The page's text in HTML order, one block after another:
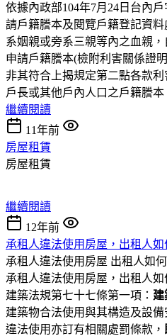
依據內政部104年7月24日台內
請戶籍謄本及閱覽戶籍登記資
系姻親或旁系三親等內之血親
申請戶籍謄本(檢附利害關係證
非其符合上揭規定第二點各款
戶長或其他戶內人口之戶籍謄本
繼續閱讀
11年前
房屋租賃
房屋租賃
繼續閱讀
12年前
承租人違法使用房屋，出租人如
承租人違法使用房屋 出租人如
承租人違法使用房屋，出租人如
建築法規第七十七條第一項： 建
建築物合法使用與其構造及設
違法使用亦訂有相關處罰條款，